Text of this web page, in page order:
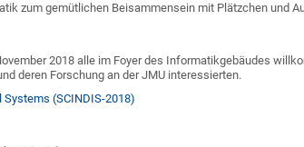
zum gemütlichen Beisammensein mit Plätzchen und
2018 alle im Foyer des Informatikgebäudes
deren Forschung an der JMU interessierten.
(SCINDIS-2018)